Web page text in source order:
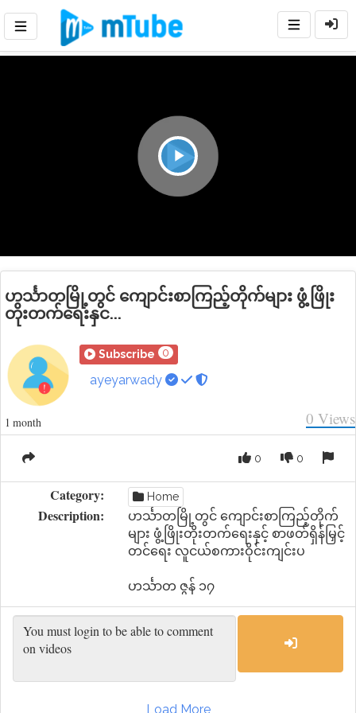
Play
ဟင်္သာတမြို့တွင် ကျောင်းစာကြည့်တိုက်များ ဖွံ့ဖြိုး
တိုးတက်ရေးနှင...
Subscribe 0
ayeyarwady
1 month 0 Views
0
0
Category: Home
Description:
ဟင်္သာတမြို့တွင် ကျောင်းစာကြည့်တိုက်
များ ဖွံ့ဖြိုးတိုးတက်ရေးနှင့် စာဖတ်ရှိန်မြှင့်
တင်ရေး လူငယ်စကားဝိုင်းကျင်းပ
ဟင်္သာတ ဇွန် ၁၇
Load More